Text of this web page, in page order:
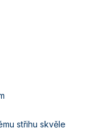
střihu skvěle